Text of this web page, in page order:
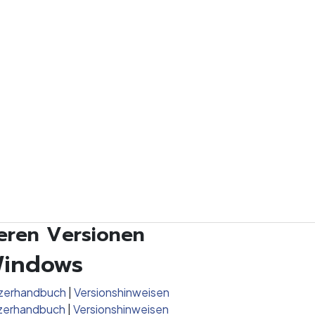
Versionen
Versionshinweisen
Versionshinweisen